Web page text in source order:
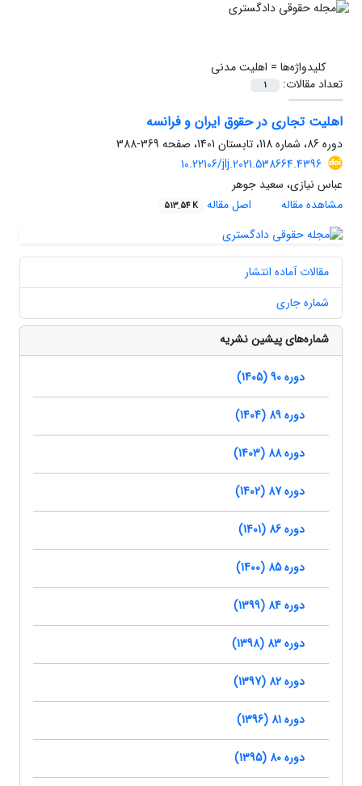
کلیدواژه‌ها = اهلیت مدنی
تعداد مقالات:
1
اهلیت تجاری در حقوق ایران و فرانسه
دوره 86، شماره 118، تابستان 1401، صفحه
369-388
10.22106/jlj.2021.538664.4396
عباس نیازی، سعید جوهر
مشاهده مقاله
اصل مقاله 513.54 K
مقالات آماده انتشار
شماره جاری
شماره‌های پیشین نشریه
دوره 90 (1405)
دوره 89 (1404)
دوره 88 (1403)
دوره 87 (1402)
دوره 86 (1401)
دوره 85 (1400)
دوره 84 (1399)
دوره 83 (1398)
دوره 82 (1397)
دوره 81 (1396)
دوره 80 (1395)